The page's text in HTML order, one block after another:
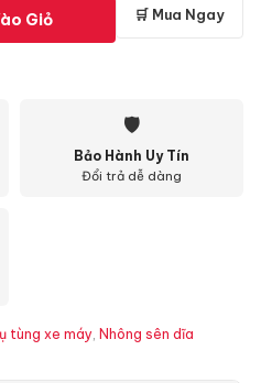
Giỏ 🛒 Mua Ngay
🛡
Bảo Hành Uy Tín
Đổi trả dễ dàng
tùng xe máy, Nhông sên dĩa